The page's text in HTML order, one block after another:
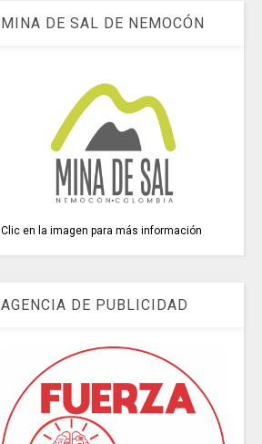
MINA DE SAL DE NEMOCÓN
Clic en la imagen para más información
AGENCIA DE PUBLICIDAD